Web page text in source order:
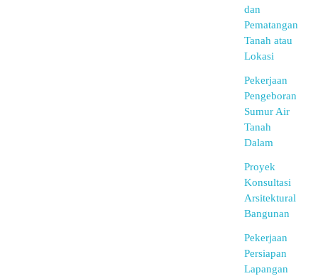
dan
Pematangan
Tanah atau
Lokasi
Pekerjaan
Pengeboran
Sumur Air
Tanah
Dalam
Proyek
Konsultasi
Arsitektural
Bangunan
Pekerjaan
Persiapan
Lapangan